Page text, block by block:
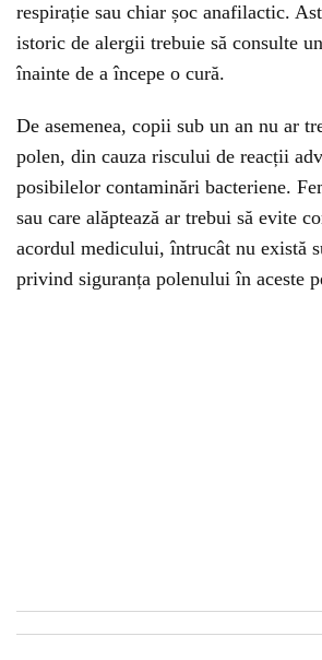
respirație sau chiar șoc anafilactic.
istoric de alergii trebuie să consulte
înainte de a începe o cură.
De asemenea, copii sub un an nu ar
polen, din cauza riscului de reacții
posibilelor contaminări bacteriene.
sau care alăptează ar trebui să evite
acordul medicului, întrucât nu există
privind siguranța polenului în aceste